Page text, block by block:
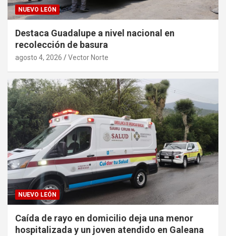
NUEVO LEÓN
Destaca Guadalupe a nivel nacional en
recolección de basura
agosto 4, 2026 Vector Norte
NUEVO LEÓN
Caída de rayo en domicilio deja una menor
hospitalizada y un joven atendido en Galeana